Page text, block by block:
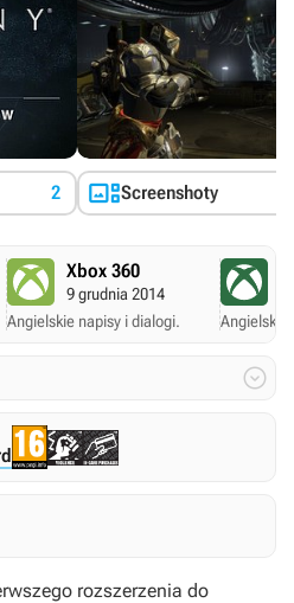
2 Screenshoty
Xbox 360
9 grudnia 2014
Angielskie napisy i dialogi.
Angielskie

rozszerzenia do